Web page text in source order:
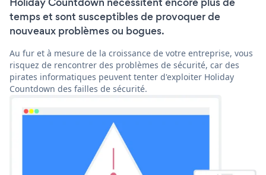
temps et sont susceptibles de provoquer de
nouveaux problèmes ou bogues.
Au fur et à mesure de la croissance de votre entreprise, vous
risquez de rencontrer des problèmes de sécurité, car des
pirates informatiques peuvent tenter d'exploiter Holiday
Countdown des failles de sécurité.